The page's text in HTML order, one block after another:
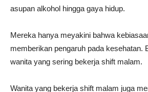
asupan alkohol hingga gaya hidup.
Mereka hanya meyakini bahwa
memberikan pengaruh pada kesehatan.
wanita yang sering bekerja shift malam.
Wanita yang bekerja shift malam juga